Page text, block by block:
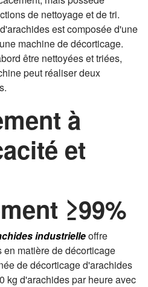
de nettoyage et de tri.
est composée d'une
machine de décorticage.
être nettoyées et triées,
peut réaliser deux
à
et
≥99%
industrielleoffre
matière de décorticage
de décorticage d'arachides
kg d'arachides par heure avec